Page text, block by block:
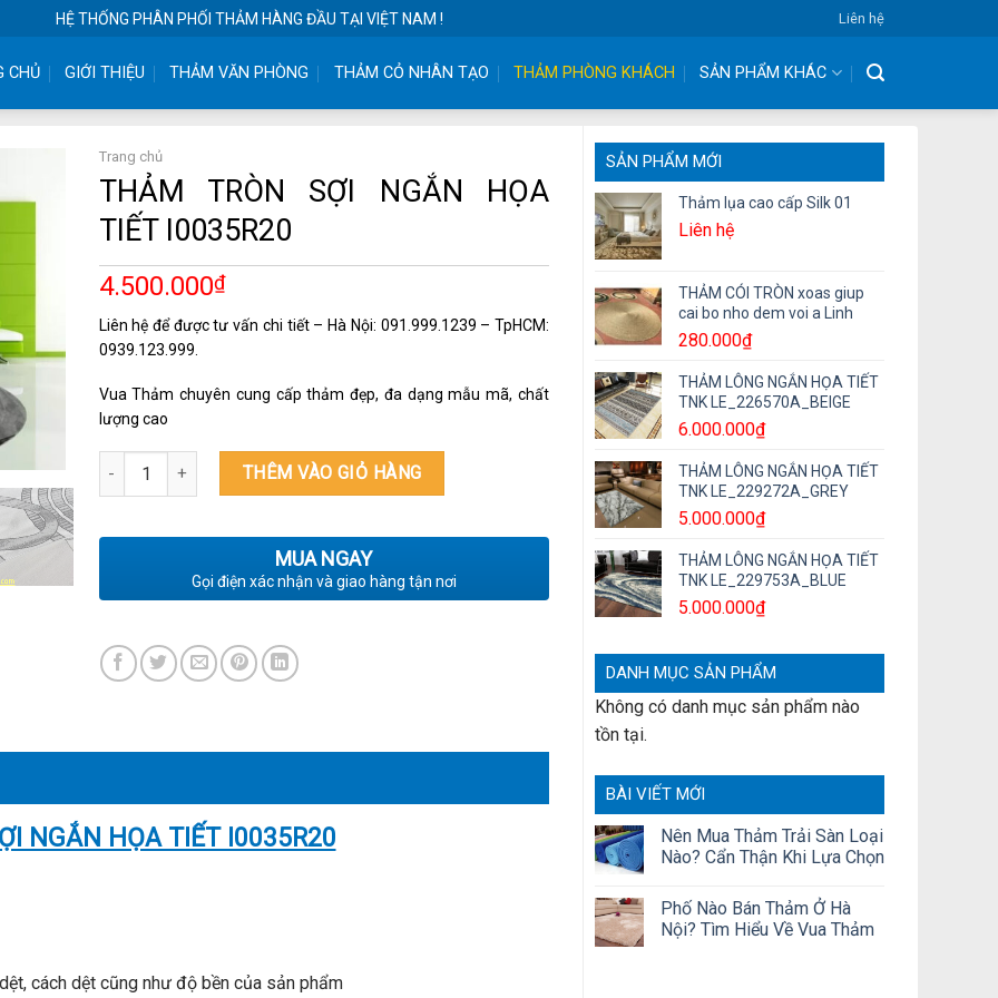
HỆ THỐNG PHÂN PHỐI THẢM HÀNG ĐẦU TẠI VIỆT NAM ! Liên hệ
CHỦ GIỚI THIỆU THẢM VĂN PHÒNG THẢM CỎ NHÂN TẠO THẢM PHÒNG KHÁCH SẢN PHẨM KHÁC
SẢN PHẨM MỚI
Thảm lụa cao cấp Silk 01
Liên hệ
THẢM CÓI TRÒN xoas giup
cai bo nho dem voi a Linh
280.000₫
THẢM LÔNG NGẮN HỌA TIẾT
TNK LE_226570A_BEIGE
6.000.000₫
THẢM LÔNG NGẮN HỌA TIẾT
TNK LE_229272A_GREY
5.000.000₫
THẢM LÔNG NGẮN HỌA TIẾT
TNK LE_229753A_BLUE
5.000.000₫
DANH MỤC SẢN PHẨM
Không có danh mục sản phẩm nào
tồn tại.
BÀI VIẾT MỚI
Nên Mua Thảm Trải Sàn Loại
Nào? Cẩn Thận Khi Lựa Chọn
Phố Nào Bán Thảm Ở Hà
Nội? Tìm Hiểu Về Vua Thảm
Trang chủ
THẢM TRÒN SỢI NGẮN HỌA
TIẾT I0035R20
4.500.000₫
Liên hệ để được tư vấn chi tiết – Hà Nội: 091.999.1239 – TpHCM:
0939.123.999.
Vua Thảm chuyên cung cấp thảm đẹp, đa dạng mẫu mã, chất
lượng cao
THẢM TRÒN SỢI NGẮN HỌA TIẾT I0035R20 số lượng
THÊM VÀO GIỎ HÀNG
MUA NGAY
Gọi điện xác nhận và giao hàng tận nơi
NGẮN HỌA TIẾT I0035R20
cách dệt cũng như độ bền của sản phẩm